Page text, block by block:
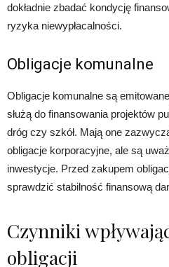
dokładnie zbadać kondycję
ryzyka niewypłacalności.
Obligacje komunalne
Obligacje komunalne są
służą do finansowania projektów
dróg czy szkół. Mają one
obligacje korporacyjne, ale są
inwestycje. Przed zakupem
sprawdzić stabilność finansową
Czynniki
obligacji